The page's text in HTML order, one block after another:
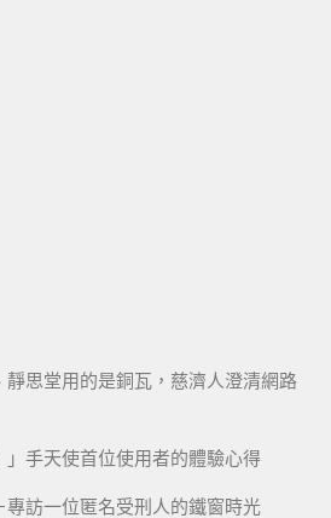
靜思堂用的是銅瓦，慈濟人澄清網路
」手天使首位使用者的體驗心得
專訪一位匿名受刑人的鐵窗時光